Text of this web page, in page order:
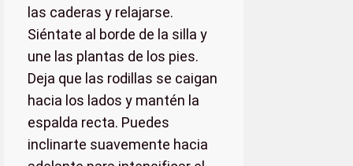
las caderas y relajarse.
Siéntate al borde de la silla y
une las plantas de los pies.
Deja que las rodillas se caigan
hacia los lados y mantén la
espalda recta. Puedes
inclinarte suavemente hacia